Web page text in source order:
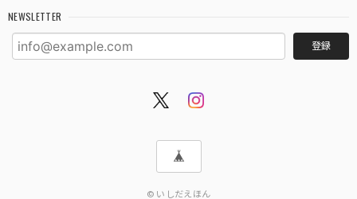
NEWSLETTER
登録
© いしだえほん